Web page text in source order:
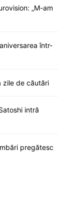
„M-am
într-
zile de căutări
intră
pregătesc